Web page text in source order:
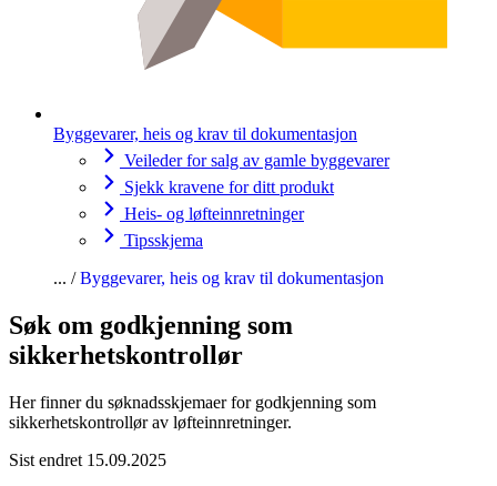
Byggevarer, heis og krav til dokumentasjon
Veileder for salg av gamle byggevarer
Sjekk kravene for ditt produkt
Heis- og løfteinnretninger
Tipsskjema
Byggevarer, heis og krav til dokumentasjon
Søk om godkjenning som
sikkerhetskontrollør
Her finner du søknadsskjemaer for godkjenning som
sikkerhetskontrollør av løfteinnretninger.
Sist endret 15.09.2025